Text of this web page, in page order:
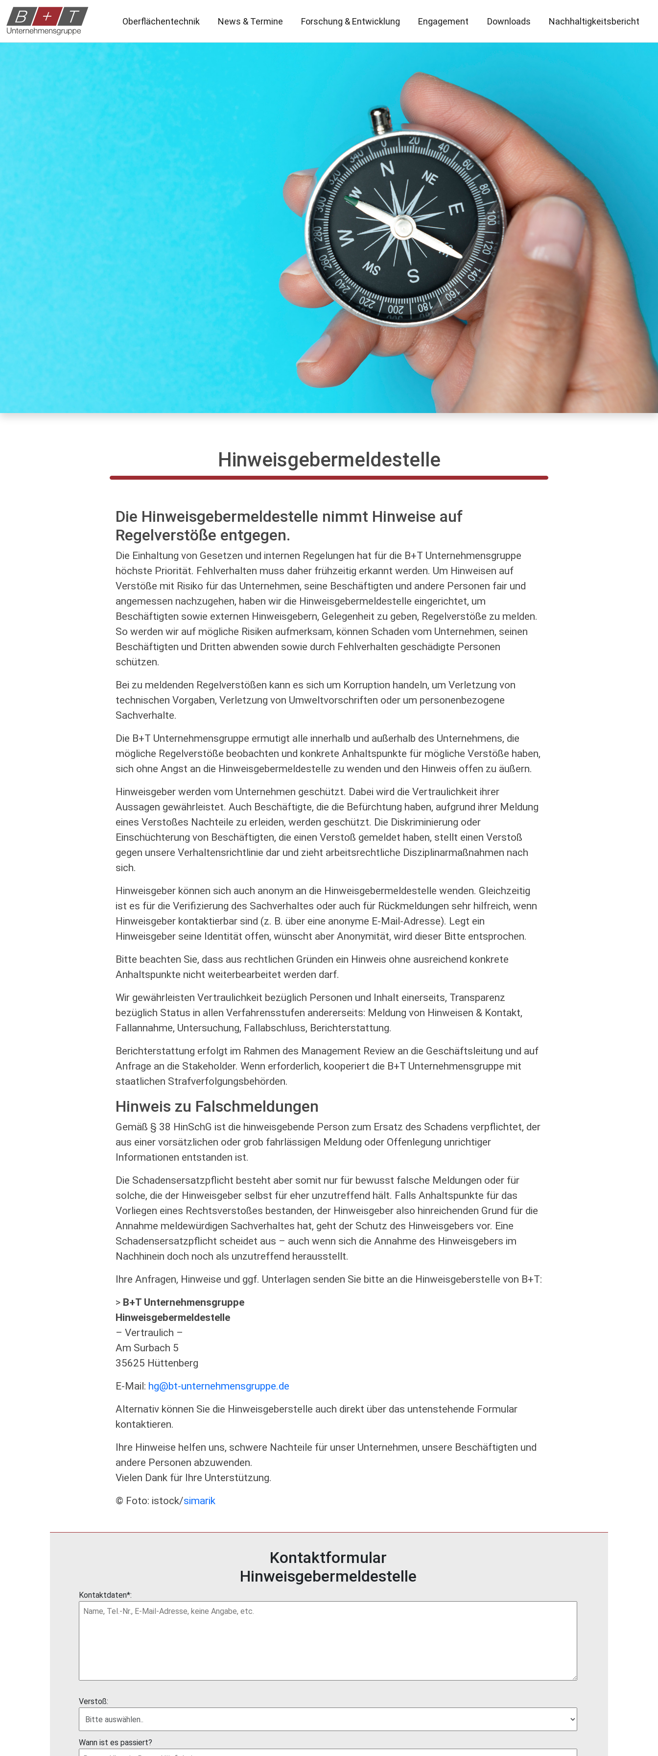
Oberflächentechnik News & Termine Forschung & Entwicklung Engagement Downloads Nachhaltigkeitsbericht
Hinweisgebermeldestelle
Die Hinweisgebermeldestelle nimmt Hinweise auf
Regelverstöße entgegen.
Die Einhaltung von Gesetzen und internen Regelungen hat für die B+T Unternehmensgruppe
höchste Priorität. Fehlverhalten muss daher frühzeitig erkannt werden. Um Hinweisen auf
Verstöße mit Risiko für das Unternehmen, seine Beschäftigten und andere Personen fair und
angemessen nachzugehen, haben wir die Hinweisgebermeldestelle eingerichtet, um
Beschäftigten sowie externen Hinweisgebern, Gelegenheit zu geben, Regelverstöße zu melden.
So werden wir auf mögliche Risiken aufmerksam, können Schaden vom Unternehmen, seinen
Beschäftigten und Dritten abwenden sowie durch Fehlverhalten geschädigte Personen
schützen.
Bei zu meldenden Regelverstößen kann es sich um Korruption handeln, um Verletzung von
technischen Vorgaben, Verletzung von Umweltvorschriften oder um personenbezogene
Sachverhalte.
Die B+T Unternehmensgruppe ermutigt alle innerhalb und außerhalb des Unternehmens, die
mögliche Regelverstöße beobachten und konkrete Anhaltspunkte für mögliche Verstöße haben,
sich ohne Angst an die Hinweisgebermeldestelle zu wenden und den Hinweis offen zu äußern.
Hinweisgeber werden vom Unternehmen geschützt. Dabei wird die Vertraulichkeit ihrer
Aussagen gewährleistet. Auch Beschäftigte, die die Befürchtung haben, aufgrund ihrer Meldung
eines Verstoßes Nachteile zu erleiden, werden geschützt. Die Diskriminierung oder
Einschüchterung von Beschäftigten, die einen Verstoß gemeldet haben, stellt einen Verstoß
gegen unsere Verhaltensrichtlinie dar und zieht arbeitsrechtliche Disziplinarmaßnahmen nach
sich.
Hinweisgeber können sich auch anonym an die Hinweisgebermeldestelle wenden. Gleichzeitig
ist es für die Verifizierung des Sachverhaltes oder auch für Rückmeldungen sehr hilfreich, wenn
Hinweisgeber kontaktierbar sind (z. B. über eine anonyme E-Mail-Adresse). Legt ein
Hinweisgeber seine Identität offen, wünscht aber Anonymität, wird dieser Bitte entsprochen.
Bitte beachten Sie, dass aus rechtlichen Gründen ein Hinweis ohne ausreichend konkrete
Anhaltspunkte nicht weiterbearbeitet werden darf.
Wir gewährleisten Vertraulichkeit bezüglich Personen und Inhalt einerseits, Transparenz
bezüglich Status in allen Verfahrensstufen andererseits: Meldung von Hinweisen & Kontakt,
Fallannahme, Untersuchung, Fallabschluss, Berichterstattung.
Berichterstattung erfolgt im Rahmen des Management Review an die Geschäftsleitung und auf
Anfrage an die Stakeholder. Wenn erforderlich, kooperiert die B+T Unternehmensgruppe mit
staatlichen Strafverfolgungsbehörden.
Hinweis zu Falschmeldungen
Gemäß § 38 HinSchG ist die hinweisgebende Person zum Ersatz des Schadens verpflichtet, der
aus einer vorsätzlichen oder grob fahrlässigen Meldung oder Offenlegung unrichtiger
Informationen entstanden ist.
Die Schadensersatzpflicht besteht aber somit nur für bewusst falsche Meldungen oder für
solche, die der Hinweisgeber selbst für eher unzutreffend hält. Falls Anhaltspunkte für das
Vorliegen eines Rechtsverstoßes bestanden, der Hinweisgeber also hinreichenden Grund für die
Annahme meldewürdigen Sachverhaltes hat, geht der Schutz des Hinweisgebers vor. Eine
Schadensersatzpflicht scheidet aus – auch wenn sich die Annahme des Hinweisgebers im
Nachhinein doch noch als unzutreffend herausstellt.
Ihre Anfragen, Hinweise und ggf. Unterlagen senden Sie bitte an die Hinweisgeberstelle von B+T:
> B+T Unternehmensgruppe
Hinweisgebermeldestelle
– Vertraulich –
Am Surbach 5
35625 Hüttenberg
E-Mail: hg@bt-unternehmensgruppe.de
Alternativ können Sie die Hinweisgeberstelle auch direkt über das untenstehende Formular
kontaktieren.
Ihre Hinweise helfen uns, schwere Nachteile für unser Unternehmen, unsere Beschäftigten und
andere Personen abzuwenden.
Vielen Dank für Ihre Unterstützung.
© Foto: istock/simarik
Kontaktformular
Hinweisgebermeldestelle
Kontaktdaten*:
Verstoß:
Wann ist es passiert?